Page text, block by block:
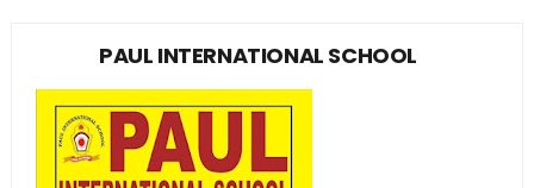
PAUL INTERNATIONAL SCHOOL